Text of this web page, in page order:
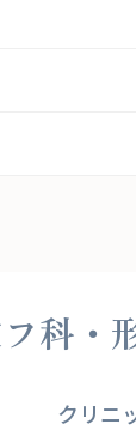
科・
クリニ